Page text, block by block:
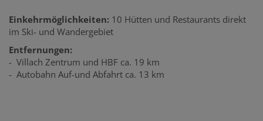
Einkehrmöglichkeiten: 10 Hütten und Restaurants direkt
im Ski- und Wandergebiet
Entfernungen:
- Villach Zentrum und HBF ca. 19 km
- Autobahn Auf-und Abfahrt ca. 13 km